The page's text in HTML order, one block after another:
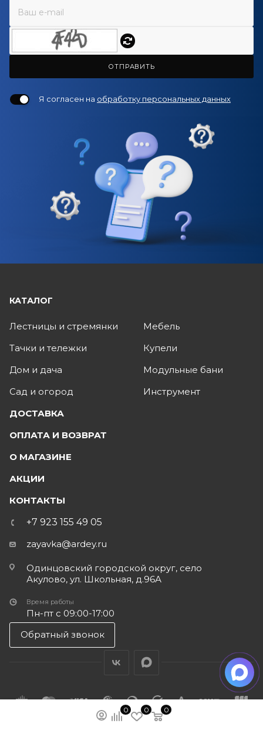
ОТПРАВИТЬ
Я согласен на обработку персональных данных
0 0 0
КАТАЛОГ
Лестницы и стремянки
Тачки и тележки
Дом и дача
Сад и огород
Мебель
Купели
Модульные бани
Инструмент
ДОСТАВКА
ОПЛАТА И ВОЗВРАТ
О МАГАЗИНЕ
АКЦИИ
КОНТАКТЫ
+7 923 155 49 05
zayavka@ardey.ru
Одинцовский городской округ, село
Акулово, ул. Школьная, д.96А
Время работы
Пн-пт с 09:00-17:00
Обратный звонок